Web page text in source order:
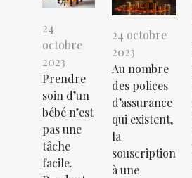
24
octobre
2023
Prendre
soin d’un
bébé n’est
pas une
tâche
facile.
24 octobre
2023
Au nombre
des polices
d’assurance
qui existent,
la
souscription
à une